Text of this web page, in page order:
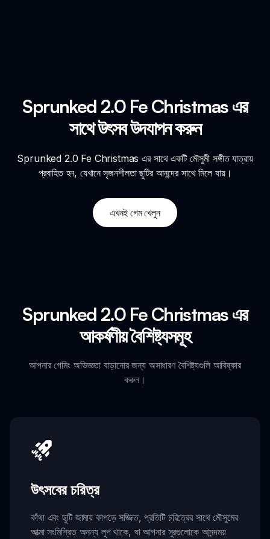
Sprunked 2.0 Fe Christmas এর
সাথে উৎসব উদযাপন করুন
Sprunked 2.0 Fe Christmas এর সাথে একটি মৌসুমী সঙ্গীত যাত্রায়
প্রবাহিত হন, যেখানে সৃজনশীলতা ছুটির আনন্দের সাথে মিলে যায়।
এখনই গেম খেলুন
Sprunked 2.0 Fe Christmas এর
আকর্ষণীয় বৈশিষ্ট্যসমূহ
আপনার গেমিং অভিজ্ঞতা বাড়ানোর জন্য অসাধারণ বৈশিষ্ট্যগুলি আবিষ্কার
করুন।
উৎসবের চরিত্র
কাঁথা এবং ছুটি জামায় কাপড়ে সজ্জিত, প্রতিটি চরিত্রের সাথে মৌসুমের
আত্মা সংমিশ্রিত অনন্য লুপ থাকে, যা আপনার সুরগুলোকে আনন্দময়